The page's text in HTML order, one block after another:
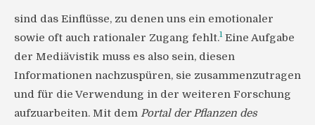
sind das Einflüsse, zu denen uns ein emotionaler
sowie oft auch rationaler Zugang fehlt.1Eine Aufgabe
der Mediävistik muss es also sein, diesen
Informationen nachzuspüren, sie zusammenzutragen
und für die Verwendung in der weiteren Forschung
aufzuarbeiten. Mit dem Portal der Pflanzen des